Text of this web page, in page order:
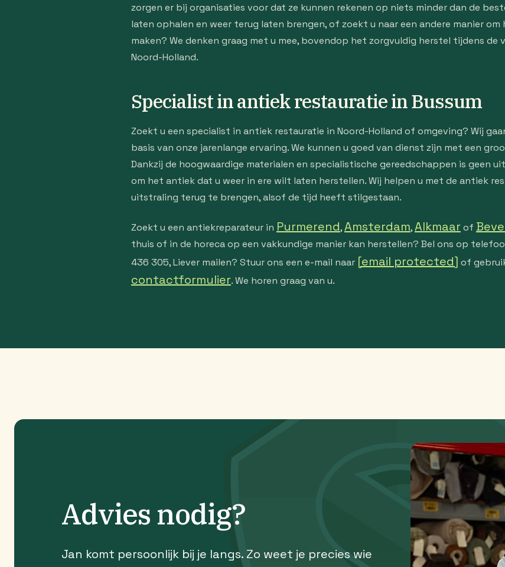
zorgen er bij organisaties voor dat ze kunnen rekenen op niets minder dan de
laten ophalen en weer terug laten brengen, of zoekt u naar een andere manier
maken? We denken graag met u mee, bovendop het zorgvuldig herstel tijdens de
Noord-Holland.
Specialist in antiek restauratie in Bussum
Zoekt u een specialist in antiek restauratie in Noord-Holland of omgeving? Wij
basis van onze jarenlange ervaring. We kunnen u goed van dienst zijn met een
Dankzij de hoogwaardige materialen en specialistische gereedschappen is geen
om het antiek dat u weer in ere wilt laten herstellen. Wij helpen u met de antiek
uitstraling terug te brengen, alsof de tijd heeft stilgestaan.
Zoekt u een antiekreparateur in Purmerend,Amsterdam,Alkmaarof
thuis of in de horeca op een vakkundige manier kan herstellen? Bel ons op
436 305, Liever mailen? Stuur ons een e-mail naar [email protected] of
contactformulier. We horen graag van u.
Advies nodig?
Jan komt persoonlijk bij je langs. Zo weet je precies wie